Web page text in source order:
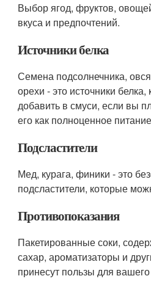
Выбор ягод, фруктов,
вкуса и предпочтений.
Источники белка
Семена подсолнечника,
орехи - это источники
добавить в смуси, если вы
его как полноценное
Подсластители
Мед, курага, финики - это
подсластители, которые
Противопоказания
Пакетированные соки,
сахар, ароматизаторы и
принесут пользы для